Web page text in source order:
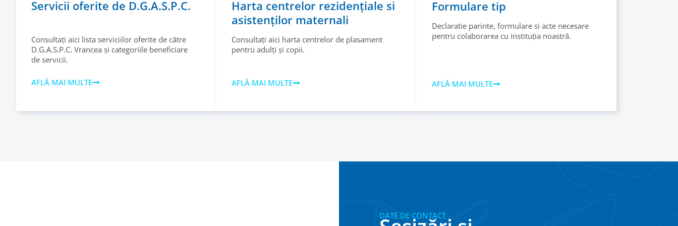
Servicii oferite de D.G.A.S.P.C.
Consultați aici lista serviciilor oferite de către
D.G.A.S.P.C. Vrancea și categoriile beneficiare
de servicii.
AFLĂ MAI MULTE
Harta centrelor rezidențiale si
asistenților maternali
Consultați aici harta centrelor de plasament
pentru adulți și copii.
AFLĂ MAI MULTE
Formulare tip
Declaratie parinte, formulare si acte necesare
pentru colaborarea cu instituția noastră.
AFLĂ MAI MULTE
DATE DE CONTACT